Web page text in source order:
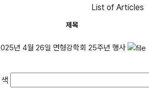
List of Articles
제목
년 4월 26일 면형강학회 25주년 행사